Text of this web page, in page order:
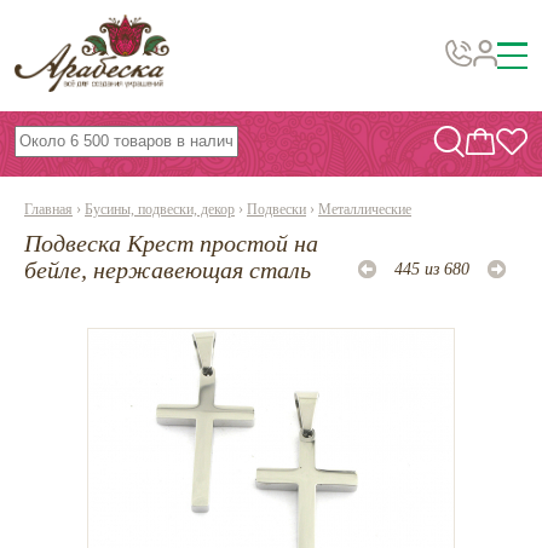
Бусины, подвески, декор
Бисер
Фурнитура
Инструменты и материалы
Эпоксидная смола
Шнуры, ленты, нитки
По темам и сезонам
Главная › Бусины, подвески, декор › Подвески › Металлические
Подвеска Крест простой на
бейле, нержавеющая сталь
445 из 680